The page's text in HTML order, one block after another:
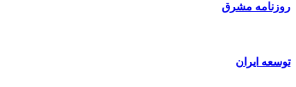
روزنامه مشرق
توسعه ایران